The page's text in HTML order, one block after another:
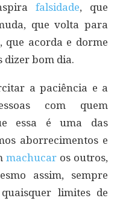
falsidade, que
que volta para
que acorda e dorme
dizer bom dia.
a paciência e a
com quem
essa é uma das
aborrecimentos e
machucaros outros,
assim, sempre
limites de